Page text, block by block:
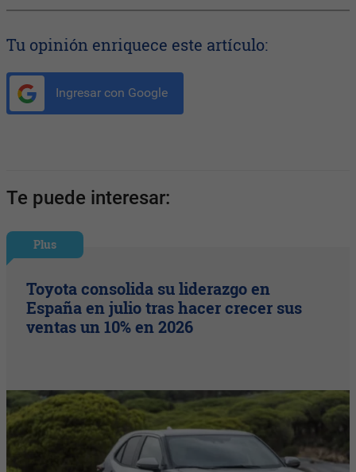
Tu opinión enriquece este artículo:
Ingresar con Google
Te puede interesar:
Plus
Toyota consolida su liderazgo en
España en julio tras hacer crecer sus
ventas un 10% en 2026